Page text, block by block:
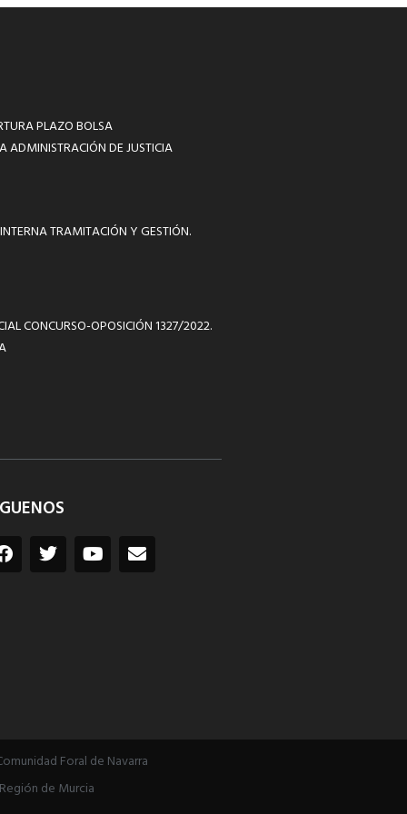
PLAZO BOLSA
ADMINISTRACIÓN DE JUSTICIA
TRAMITACIÓN Y GESTIÓN.
CONCURSO-OPOSICIÓN 1327/2022.
Foral de Navarra
Región de Murcia